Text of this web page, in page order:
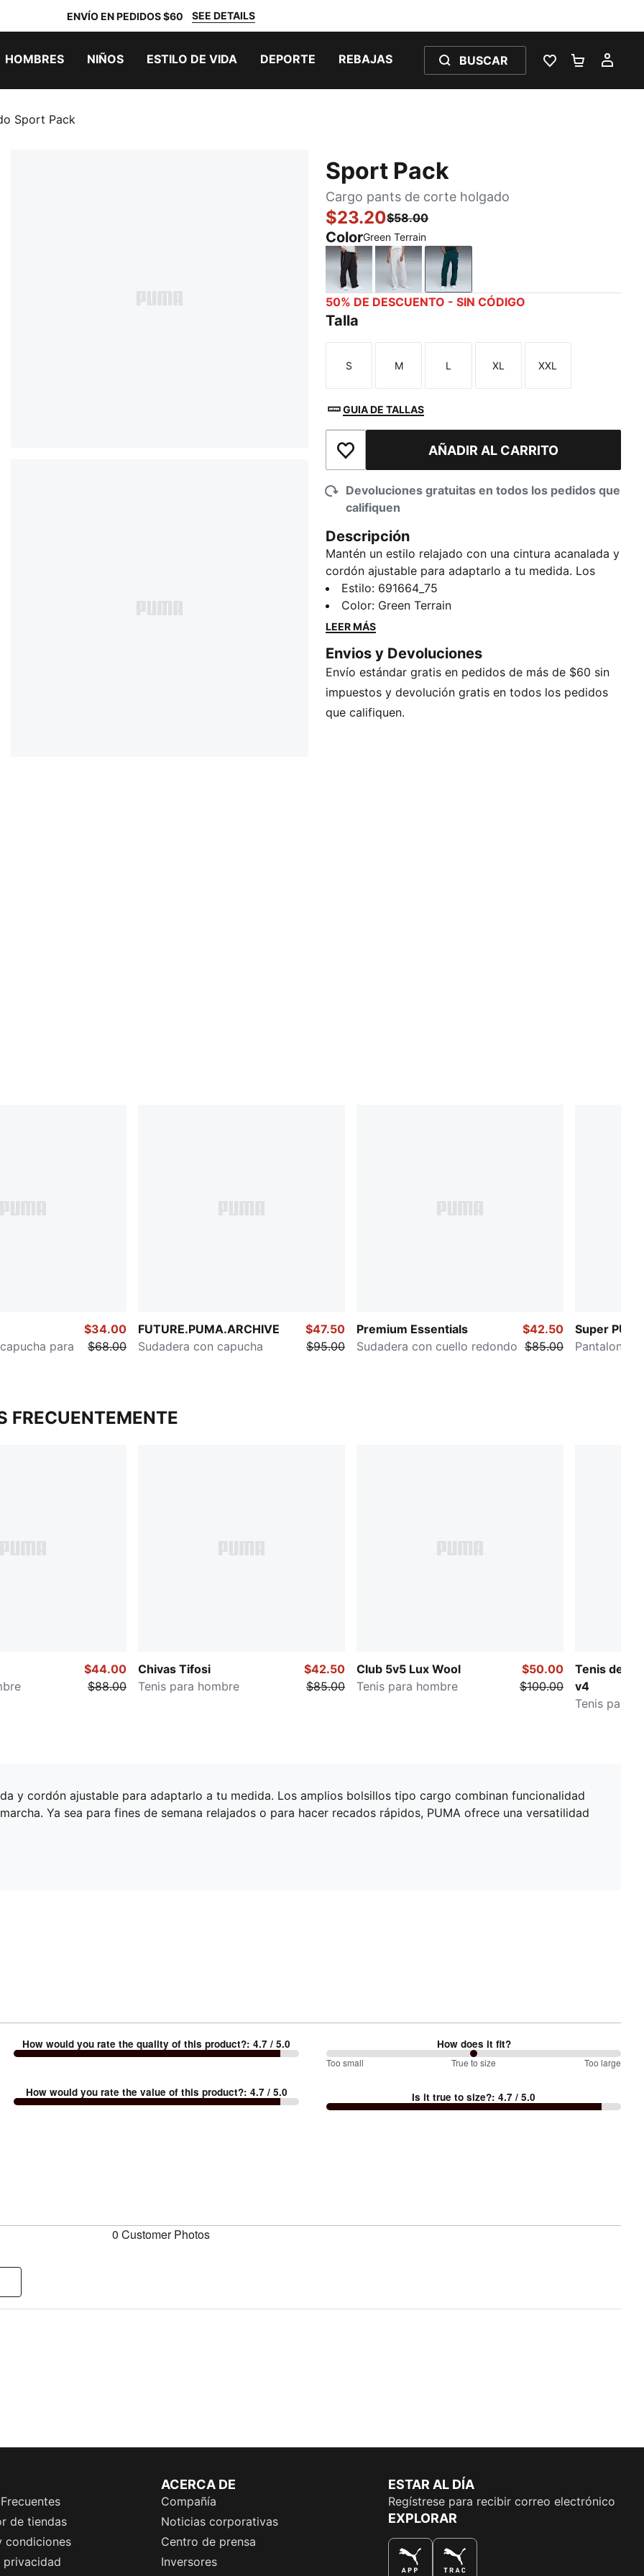
ENVÍO EN PEDIDOS $60 SEE DETAILS
HOMBRES NIÑOS ESTILO DE VIDA DEPORTE REBAJAS BUSCAR
LISTA DE
Sport Pack
Sport Pack
Cargo pants de corte holgado
$23.20$58.00
ColorGreen Terrain
PUMA BlackSilver MistGreen Terrain
50% DE DESCUENTO - SIN CÓDIGO
Talla
Talla
S
Talla
M
Talla
L
Talla
XL
Talla
XXL
GUIA DE TALLAS
Añadir a la lista de deseosAÑADIR AL CARRITO
Devoluciones gratuitas en todos los pedidos que
califiquen
Descripción
Mantén un estilo relajado con una cintura acanalada y
cordón ajustable para adaptarlo a tu medida. Los
amplios bolsillos tipo cargo combinan funcionalidad y
estilo, ideales para guardar lo esencial sobre la
marcha. Ya sea para fines de semana relajados o para
natural con un toque deportivo.
Estilo: 691664_75
Color: Green Terrain
LEER MÁS
Envios y Devoluciones
Envío estándar gratis en pedidos de más de $60 sin
impuestos y devolución gratis en todos los pedidos
que califiquen.
para
$34.00
$68.00
FUTURE.PUMA.ARCHIVE
Sudadera con capucha
$47.50
$95.00
Premium Essentials
Sudadera con cuello redondo
$42.50
$85.00
Super
Pantalones
FRECUENTEMENTE
$44.00
$88.00
Chivas Tifosi
Tenis para hombre
$42.50
$85.00
Club 5v5 Lux Wool
Tenis para hombre
$50.00
$100.00
Tenis de
v4
Tenis para
y cordón ajustable para adaptarlo a tu medida. Los amplios bolsillos tipo cargo combinan funcionalidad
Ya sea para fines de semana relajados o para hacer recados rápidos, PUMA ofrece una versatilidad
How would you rate the quality of this product?:4.7 / 5.0
How would you rate the value of this product?: 4.7/ 5.0
How does it fit?
100%
Too
Too small True to size Too large
Is it true to size?:4.7 / 5.0
0 Customer Photos
de tiendas
condiciones
privacidad
ACERCA DE
Compañía
Noticias corporativas
Centro de prensa
Inversores
ESTAR AL DÍA
Regístrese para recibir correo electrónico
EXPLORAR